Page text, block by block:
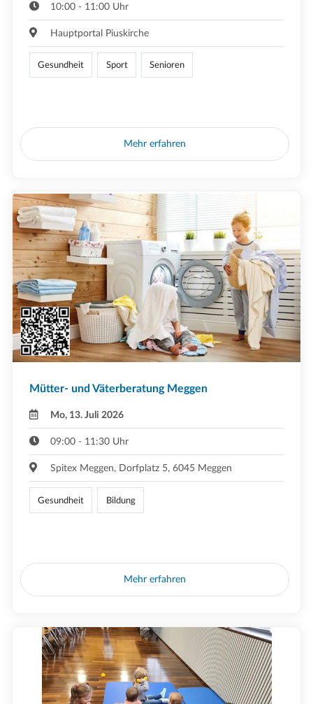
10:00 - 11:00 Uhr
Hauptportal Piuskirche
Gesundheit Sport Senioren
Mehr erfahren
Mütter- und Väterberatung Meggen
Mo, 13. Juli 2026
09:00 - 11:30 Uhr
Spitex Meggen, Dorfplatz 5, 6045 Meggen
Gesundheit Bildung
Mehr erfahren